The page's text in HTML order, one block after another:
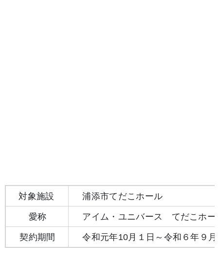
対象施設
浦添市てだこホール
愛称
アイム・ユニバース てだこホー
契約期間
令和元年10月１日～令和６年９